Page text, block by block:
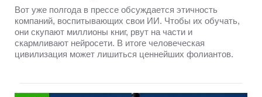
Вот уже полгода в прессе обсуждается этичность
компаний, воспитывающих свои ИИ. Чтобы их обучать,
они скупают миллионы книг, рвут на части и
скармливают нейросети. В итоге человеческая
цивилизация может лишиться ценнейших фолиантов.